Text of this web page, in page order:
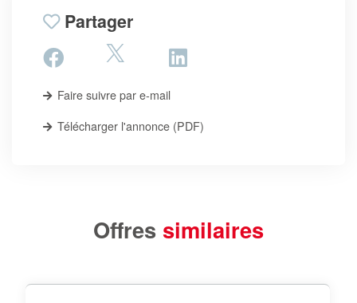
Partager
Faire suivre par e-mail
Télécharger l'annonce (PDF)
Offres similaires